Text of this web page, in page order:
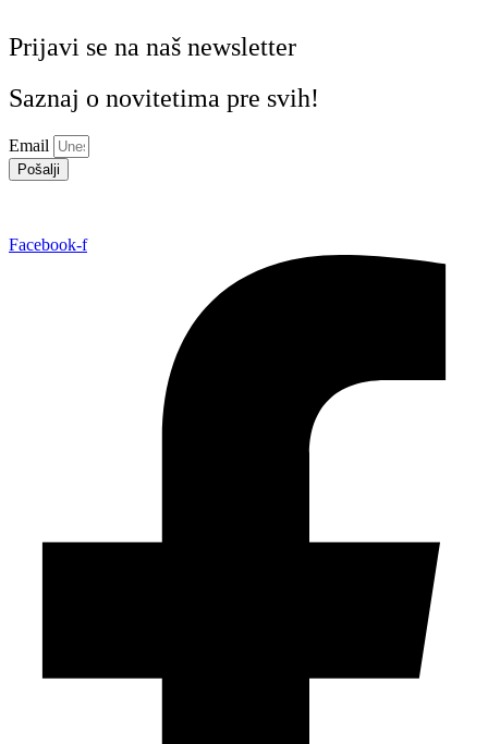
Prijavi se na naš newsletter
Saznaj o novitetima pre svih!
Email
Pošalji
Facebook-f